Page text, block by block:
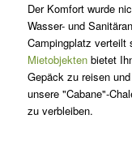
Der Komfort wurde
Wasser- und
Campingplatz verteilt
Mietobjektenbietet
Gepäck zu reisen
unsere "Cabane"-
zu verbleiben.